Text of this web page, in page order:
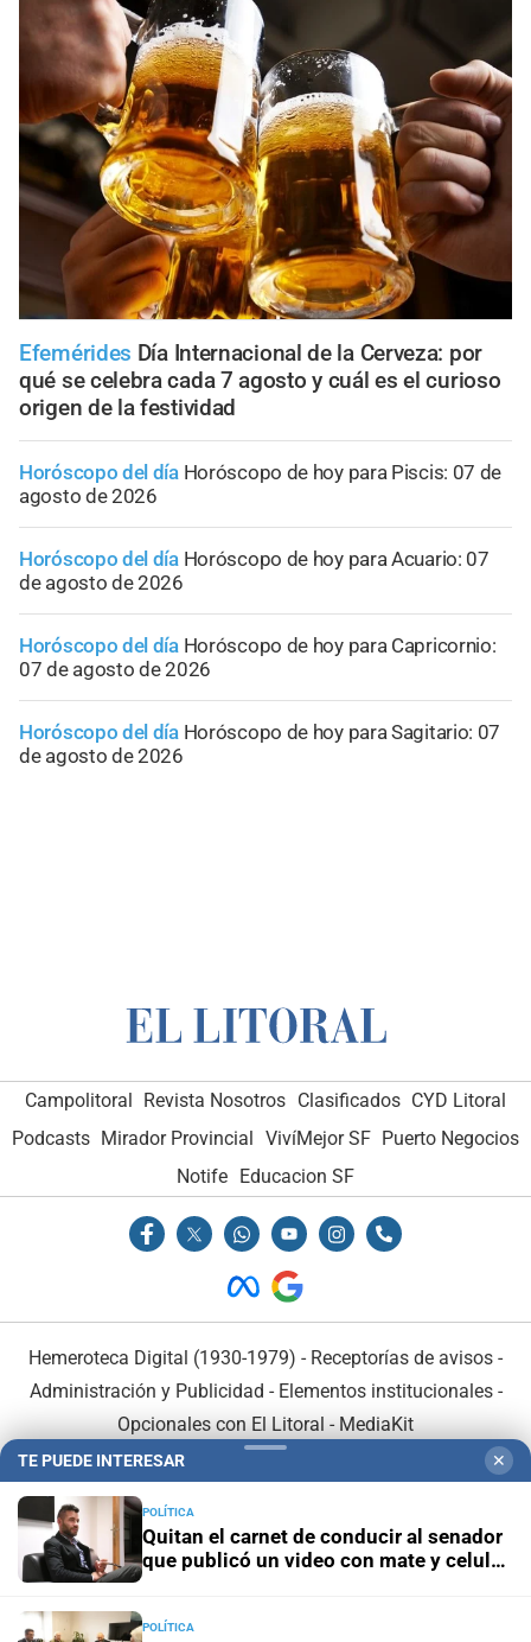
Efemérides Día Internacional de la Cerveza: por
qué se celebra cada 7 agosto y cuál es el curioso
origen de la festividad
Horóscopo del día Horóscopo de hoy para Piscis: 07 de
agosto de 2026
Horóscopo del día Horóscopo de hoy para Acuario: 07
de agosto de 2026
Horóscopo del día Horóscopo de hoy para Capricornio:
07 de agosto de 2026
Horóscopo del día Horóscopo de hoy para Sagitario: 07
de agosto de 2026
Campolitoral Revista Nosotros Clasificados CYD Litoral
Podcasts Mirador Provincial VivíMejor SF Puerto Negocios
Notife Educacion SF
Hemeroteca Digital (1930-1979) - Receptorías de avisos -
Administración y Publicidad - Elementos institucionales-
Opcionales con El Litoral - MediaKit
TE PUEDE INTERESAR ✕
POLÍTICA
Quitan el carnet de conducir al senador
que publicó un video con mate y celular
POLÍTICA